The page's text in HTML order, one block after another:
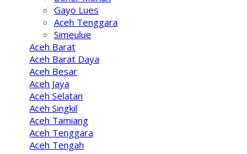
Gayo Lues
Aceh Tenggara
Simeulue
Aceh Barat
Aceh Barat Daya
Aceh Besar
Aceh Jaya
Aceh Selatan
Aceh Singkil
Aceh Tamiang
Aceh Tenggara
Aceh Tengah